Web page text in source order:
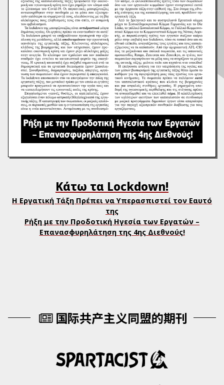
Κάτω τα Lockdown!
Η Εργατική Τάξη Πρέπει να Υπερασπιστεί τον Eαυτό
της
Ρήξη με την Προδοτική Ηγεσία των Εργατών –
Επανασφυρηλάτηση της 4ης Διεθνούς!
国际共产主义同盟的期刊